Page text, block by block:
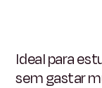
Ideal para
sem gastar